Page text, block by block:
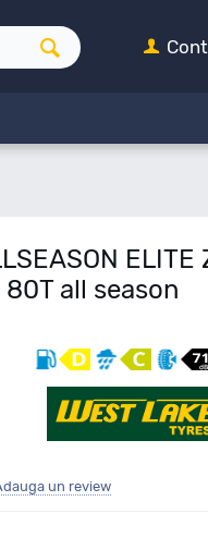
ELITE
all season
un review